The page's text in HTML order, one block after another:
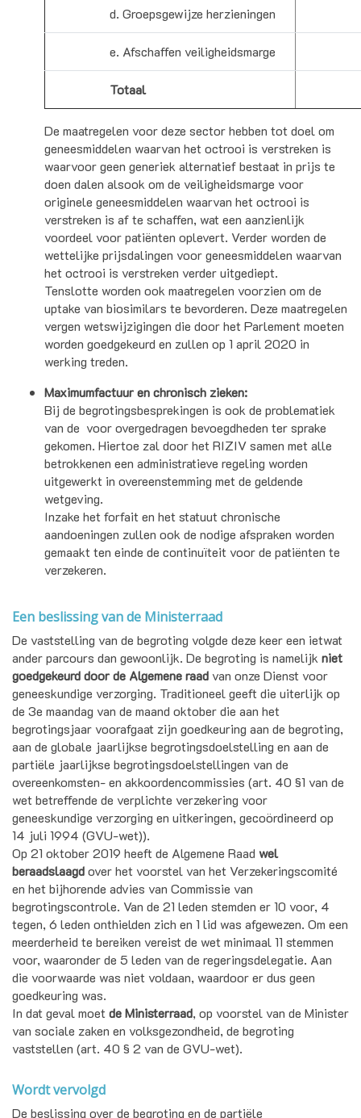
d. Groepsgewijze herzieningen
e. Afschaffen veiligheidsmarge
Totaal
De maatregelen voor deze sector hebben tot doel om
geneesmiddelen waarvan het octrooi is verstreken is
waarvoor geen generiek alternatief bestaat in prijs te
doen dalen alsook om de veiligheidsmarge voor
originele geneesmiddelen waarvan het octrooi is
verstreken is af te schaffen, wat een aanzienlijk
voordeel voor patiënten oplevert. Verder worden de
wettelijke prijsdalingen voor geneesmiddelen waarvan
het octrooi is verstreken verder uitgediept.
Tenslotte worden ook maatregelen voorzien om de
uptake van biosimilars te bevorderen. Deze maatregelen
vergen wetswijzigingen die door het Parlement moeten
worden goedgekeurd en zullen op 1 april 2020 in
werking treden.
Maximumfactuur en chronisch zieken:
Bij de begrotingsbesprekingen is ook de problematiek
van de voor overgedragen bevoegdheden ter sprake
gekomen. Hiertoe zal door het RIZIV samen met alle
betrokkenen een administratieve regeling worden
uitgewerkt in overeenstemming met de geldende
wetgeving.
Inzake het forfaiten het statuut chronische
aandoeningen zullen ook de nodige afspraken worden
gemaakt ten einde de continuïteit voor de patiënten te
verzekeren.
Een beslissing van de Ministerraad
De vaststelling van de begroting volgde deze keer een ietwat
ander parcours dan gewoonlijk. De begroting is namelijk niet
goedgekeurd door de Algemene raad van onze Dienst voor
geneeskundige verzorging. Traditioneel geeft die uiterlijk op
de 3e maandag van de maand oktober die aan het
begrotingsjaar voorafgaat zijn goedkeuring aan de begroting,
aan de globale jaarlijkse begrotingsdoelstelling en aan de
partiële jaarlijkse begrotingsdoelstellingen van de
overeenkomsten- en akkoordencommissies (art. 40 §1 van de
wet betreffende de verplichte verzekering voor
geneeskundige verzorging en uitkeringen, gecoördineerd op
14 juli 1994 (GVU-wet)).
Op 21 oktober 2019 heeft de Algemene Raad wel
beraadslaagdover het voorstel van het Verzekeringscomité
en het bijhorende advies van Commissie van
begrotingscontrole. Van de 21 leden stemden er 10 voor, 4
tegen, 6 leden onthielden zich en 1 lid was afgewezen. Om een
meerderheid te bereiken vereist de wet minimaal 11 stemmen
voor, waaronder de 5 leden van de regeringsdelegatie. Aan
die voorwaarde was niet voldaan, waardoor er dus geen
goedkeuring was.
In dat geval moetde Ministerraad, op voorstel van de Minister
van sociale zaken en volksgezondheid, de begroting
vaststellen (art. 40 § 2 van de GVU-wet).
Wordt vervolgd
De beslissing over de begroting en de partiële